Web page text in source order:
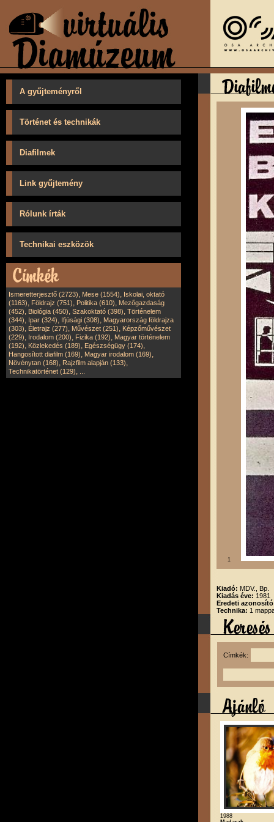
A gyűjteményről
Történet és technikák
Diafilmek
Link gyűjtemény
Rólunk írták
Technikai eszközök
Ismeretterjesztő (2723), Mese (1554), Iskolai, oktató
(1163), Földrajz (751), Politika (610), Mezőgazdaság
(452), Biológia (450), Szakoktató (398), Történelem
(344), Ipar (324), Ifjúsági (308), Magyarország földrajza
(303), Életrajz (277), Művészet (251), Képzőművészet
(229), Irodalom (200), Fizika (192), Magyar történelem
(192), Közlekedés (189), Egészségügy (174),
Hangosított diafilm (169), Magyar irodalom (169),
Növénytan (168), Rajzfilm alapján (133),
Technikatörténet (129),
1
Kiadó: MDV., Bp.
Kiadás éve: 1981
Eredeti
Technika: 1
Címkék:
1988